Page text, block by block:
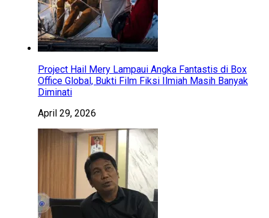
Project Hail Mery Lampaui Angka Fantastis di Box
Office Global, Bukti Film Fiksi Ilmiah Masih Banyak
Diminati
April 29, 2026